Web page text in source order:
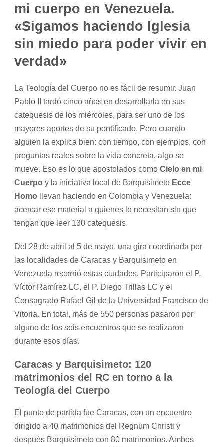
mi cuerpo en Venezuela.
«Sigamos haciendo Iglesia
sin miedo para poder vivir en
verdad»
La Teología del Cuerpo no es fácil de resumir. Juan
Pablo II tardó cinco años en desarrollarla en sus
catequesis de los miércoles, para ser uno de los
mayores aportes de su pontificado. Pero cuando
alguien la explica bien: con tiempo, con ejemplos, con
preguntas reales sobre la vida concreta, algo se
mueve. Eso es lo que apostolados como Cielo en mi
Cuerpo y la iniciativa local de Barquisimeto Ecce
Homo llevan haciendo en Colombia y Venezuela:
acercar ese material a quienes lo necesitan sin que
tengan que leer 130 catequesis.
Del 28 de abril al 5 de mayo, una gira coordinada por
las localidades de Caracas y Barquisimeto en
Venezuela recorrió estas ciudades. Participaron el P.
Víctor Ramírez LC, el P. Diego Trillas LC y el
Consagrado Rafael Gil de la Universidad Francisco de
Vitoria. En total, más de 550 personas pasaron por
alguno de los seis encuentros que se realizaron
durante esos días.
Caracas y Barquisimeto: 120
matrimonios del RC en torno a la
Teología del Cuerpo
El punto de partida fue Caracas, con un encuentro
dirigido a 40 matrimonios del Regnum Christi y
después Barquisimeto con 80 matrimonios. Ambos